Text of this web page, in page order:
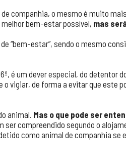
companhia, o mesmo é muito
bem-estar possível, mas
“bem-estar”, sendo o mesmo
é um dever especial, do detentor
vigiar, de forma a evitar que este
animal. Mas o que pode ser
compreendido segundo o
como animal de companhia